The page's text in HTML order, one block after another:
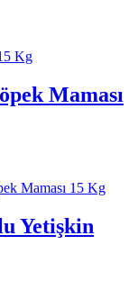
Maması
Yetişkin